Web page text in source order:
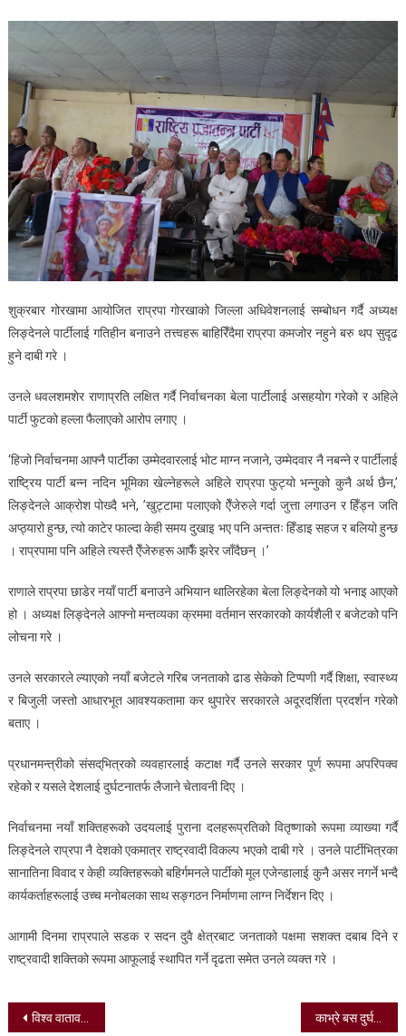
शुक्रबार गोरखामा आयोजित राप्रपा गोरखाको जिल्ला अधिवेशनलाई सम्बोधन गर्दै अध्यक्ष
लिङ्देनले पार्टीलाई गतिहीन बनाउने तत्त्वहरू बाहिरिँदैमा राप्रपा कमजोर नहुने बरु थप सुदृढ
हुने दाबी गरे ।
उनले धवलशमशेर राणाप्रति लक्षित गर्दै निर्वाचनका बेला पार्टीलाई असहयोग गरेको र अहिले
पार्टी फुटको हल्ला फैलाएको आरोप लगाए ।
‘हिजो निर्वाचनमा आफ्नै पार्टीका उम्मेदवारलाई भोट माग्न नजाने, उम्मेदवार नै नबन्ने र पार्टीलाई
राष्ट्रिय पार्टी बन्न नदिन भूमिका खेल्नेहरूले अहिले राप्रपा फुट्यो भन्नुको कुनै अर्थ छैन,’
लिङ्देनले आक्रोश पोख्दै भने, ’खुट्टामा पलाएको ऐँजेरुले गर्दा जुत्ता लगाउन र हिँड्न जति
अप्ठ्यारो हुन्छ, त्यो काटेर फाल्दा केही समय दुखाइ भए पनि अन्ततः हिँडाइ सहज र बलियो हुन्छ
। राप्रपामा पनि अहिले त्यस्तै ऐँजेरुहरू आफैँ झरेर जाँदैछन् ।’
राणाले राप्रपा छाडेर नयाँ पार्टी बनाउने अभियान थालिरहेका बेला लिङ्देनको यो भनाइ आएको
हो । अध्यक्ष लिङ्देनले आफ्नो मन्तव्यका क्रममा वर्तमान सरकारको कार्यशैली र बजेटको पनि
लोचना गरे ।
उनले सरकारले ल्याएको नयाँ बजेटले गरिब जनताको ढाड सेकेको टिप्पणी गर्दै शिक्षा, स्वास्थ्य
र बिजुली जस्तो आधारभूत आवश्यकतामा कर थुपारेर सरकारले अदूरदर्शिता प्रदर्शन गरेको
बताए ।
प्रधानमन्त्रीको संसद्‌भित्रको व्यवहारलाई कटाक्ष गर्दै उनले सरकार पूर्ण रूपमा अपरिपक्व
रहेको र यसले देशलाई दुर्घटनातर्फ लैजाने चेतावनी दिए ।
निर्वाचनमा नयाँ शक्तिहरूको उदयलाई पुराना दलहरूप्रतिको वितृष्णाको रूपमा व्याख्या गर्दै
लिङ्देनले राप्रपा नै देशको एकमात्र राष्ट्रवादी विकल्प भएको दाबी गरे । उनले पार्टीभित्रका
सानातिना विवाद र केही व्यक्तिहरूको बहिर्गमनले पार्टीको मूल एजेन्डालाई कुनै असर नगर्ने भन्दै
कार्यकर्ताहरूलाई उच्च मनोबलका साथ सङ्गठन निर्माणमा लाग्न निर्देशन दिए ।
आगामी दिनमा राप्रपाले सडक र सदन दुवै क्षेत्रबाट जनताको पक्षमा सशक्त दबाब दिने र
राष्ट्रवादी शक्तिको रूपमा आफूलाई स्थापित गर्ने दृढता समेत उनले व्यक्त गरे ।
Post
विश्व वातावरण दिवसमा गोरखा जेसीजद्वारा वृक्षारोपण काभ्रे बस दुर्घटना : ८ जनाको मृत्यु, एक नेपाली सेनाका अमल्दार समेत